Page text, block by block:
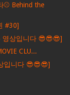
⚾ Behind the
#30]
영상입니다 😎😎😎]
CLU...
입니다 😎😎😎]